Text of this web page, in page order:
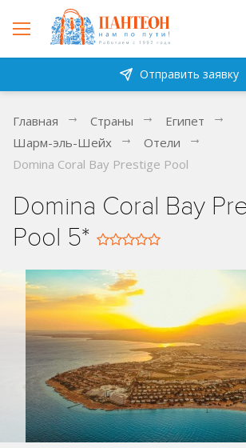
Отправить заявку
Главная Страны
Египет
Шарм-эль-Шейх
Отели
Domina Coral Bay Prestige Pool
Domina Coral Bay
Pool 5*